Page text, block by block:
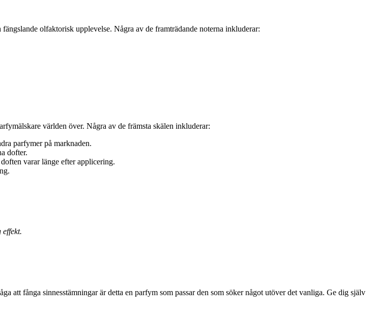
olfaktorisk upplevelse. Några av de framträdande noterna inkluderar:
världen över. Några av de främsta skälen inkluderar:
parfymer på marknaden.
dofter.
varar länge efter applicering.
att fånga sinnesstämningar är detta en parfym som passar den som söker något utöver det vanliga. Ge dig själv